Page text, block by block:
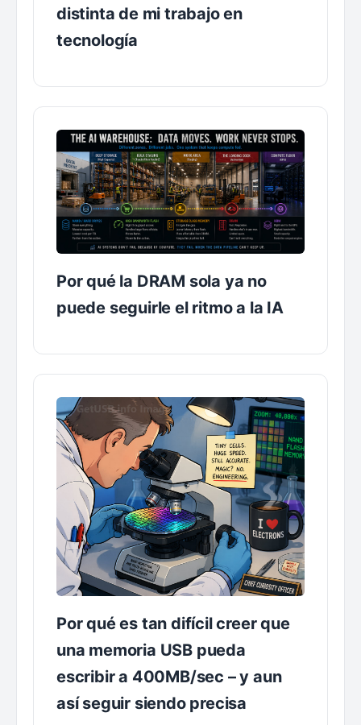
distinta de mi trabajo en
tecnología
Por qué la DRAM sola ya no
puede seguirle el ritmo a la IA
Por qué es tan difícil creer que
una memoria USB pueda
escribir a 400MB/sec – y aun
así seguir siendo precisa